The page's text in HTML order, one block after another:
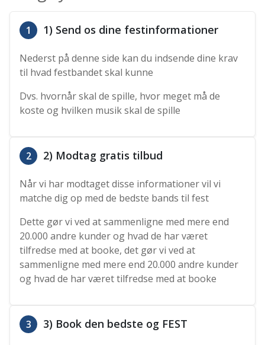
1 1) Send os dine festinformationer
Nederst på denne side kan du indsende dine krav
til hvad festbandet skal kunne
Dvs. hvornår skal de spille, hvor meget må de
koste og hvilken musik skal de spille
2 2) Modtag gratis tilbud
Når vi har modtaget disse informationer vil vi
matche dig op med de bedste bands til fest
Dette gør vi ved at sammenligne med mere end
20.000 andre kunder og hvad de har været
tilfredse med at booke, det gør vi ved at
sammenligne med mere end 20.000 andre kunder
og hvad de har været tilfredse med at booke
3 3) Book den bedste og FEST